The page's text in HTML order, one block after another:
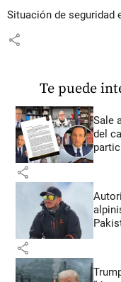
Situación de seguridad
share
Te puede
Sale
del
share
share